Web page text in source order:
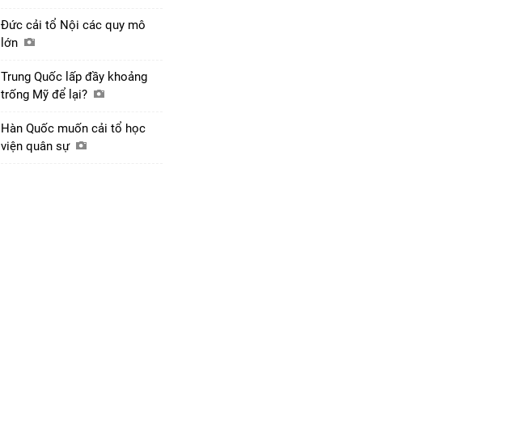
Đức cải tổ Nội các quy mô
lớn
Trung Quốc lấp đầy khoảng
trống Mỹ để lại?
Hàn Quốc muốn cải tổ học
viện quân sự